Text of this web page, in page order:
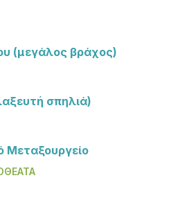
(μεγάλος βράχος)
σπηλιά)
Μεταξουργείο